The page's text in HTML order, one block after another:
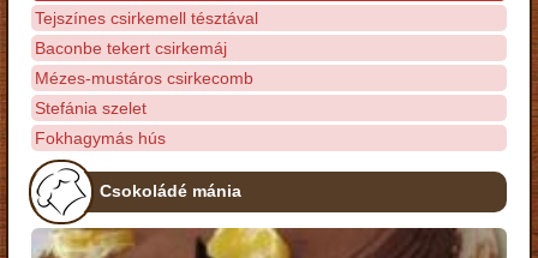
Tejszínes csirkemell tésztával
Baconbe tekert csirkemáj
Mézes-mustáros csirkecomb
Stefánia szelet
Fokhagymás hús
Csokoládé mánia